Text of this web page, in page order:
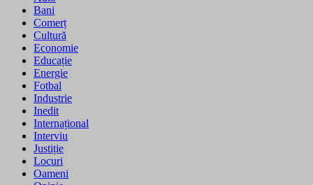
Bani
Comerț
Cultură
Economie
Educație
Energie
Fotbal
Industrie
Inedit
Internațional
Interviu
Justiție
Locuri
Oameni